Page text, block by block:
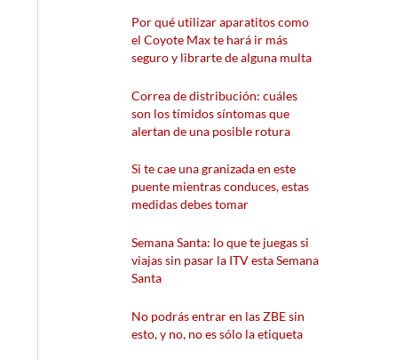
Por qué utilizar aparatitos como
el Coyote Max te hará ir más
seguro y librarte de alguna multa
Correa de distribución: cuáles
son los tímidos síntomas que
alertan de una posible rotura
Si te cae una granizada en este
puente mientras conduces, estas
medidas debes tomar
Semana Santa: lo que te juegas si
viajas sin pasar la ITV esta Semana
Santa
No podrás entrar en las ZBE sin
esto, y no, no es sólo la etiqueta